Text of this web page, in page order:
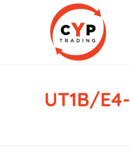
CYP Trading
Professionelle Ersatzteilbeschaffung
UT1B/